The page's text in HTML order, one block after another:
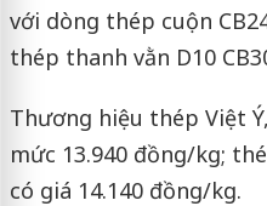
với dòng thép cuộn
thép thanh vằn D10
Thương hiệu thép Việt
mức 13.940 đồng/kg;
có giá 14.140 đồng/kg.